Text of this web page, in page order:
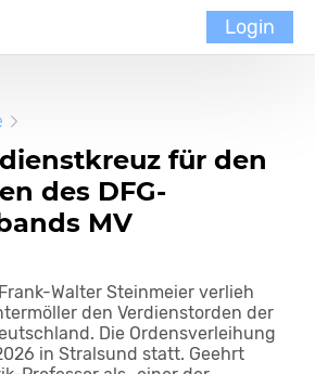
Login
für den
des DFG-
MV
Walter Steinmeier verlieh
den Verdienstorden der
Die Ordensverleihung
in Stralsund statt. Geehrt